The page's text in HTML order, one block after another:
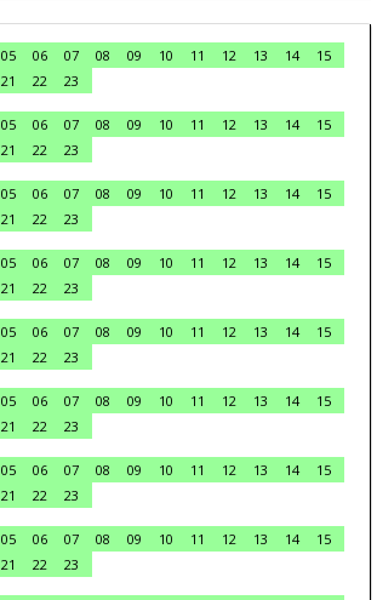
05 06 07 08 09 10 11 12 13 14
15
21 22
23
05 06 07 08 09 10 11 12 13 14
15
21 22
23
05 06 07 08 09 10 11 12 13 14
15
21 22
23
05 06 07 08 09 10 11 12 13 14
15
21 22
23
05 06 07 08 09 10 11 12 13 14
15
21 22
23
05 06 07 08 09 10 11 12 13 14
15
21 22
23
05 06 07 08 09 10 11 12 13 14
15
21 22
23
05 06 07 08 09 10 11 12 13 14
15
21 22
23